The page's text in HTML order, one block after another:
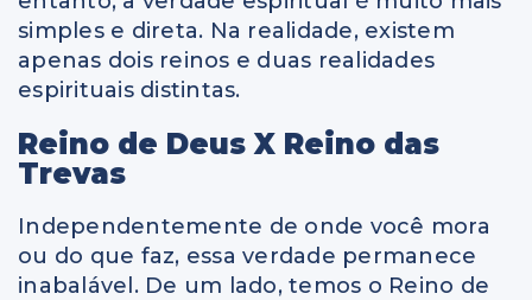
simples e direta. Na realidade, existem
apenas dois reinos e duas realidades
espirituais distintas.
Reino de Deus X Reino das
Trevas
Independentemente de onde você mora
ou do que faz, essa verdade permanece
inabalável. De um lado, temos o Reino de